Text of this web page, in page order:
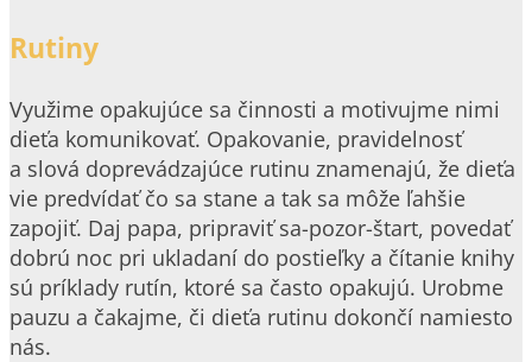
Rutiny
Využime opakujúce sa činnosti a motivujme nimi
dieťa komunikovať. Opakovanie, pravidelnosť
a slová doprevádzajúce rutinu znamenajú, že dieťa
vie predvídať čo sa stane a tak sa môže ľahšie
zapojiť. Daj papa, pripraviť sa-pozor-štart, povedať
dobrú noc pri ukladaní do postieľky a čítanie knihy
sú príklady rutín, ktoré sa často opakujú. Urobme
pauzu a čakajme, či dieťa rutinu dokončí namiesto
nás.